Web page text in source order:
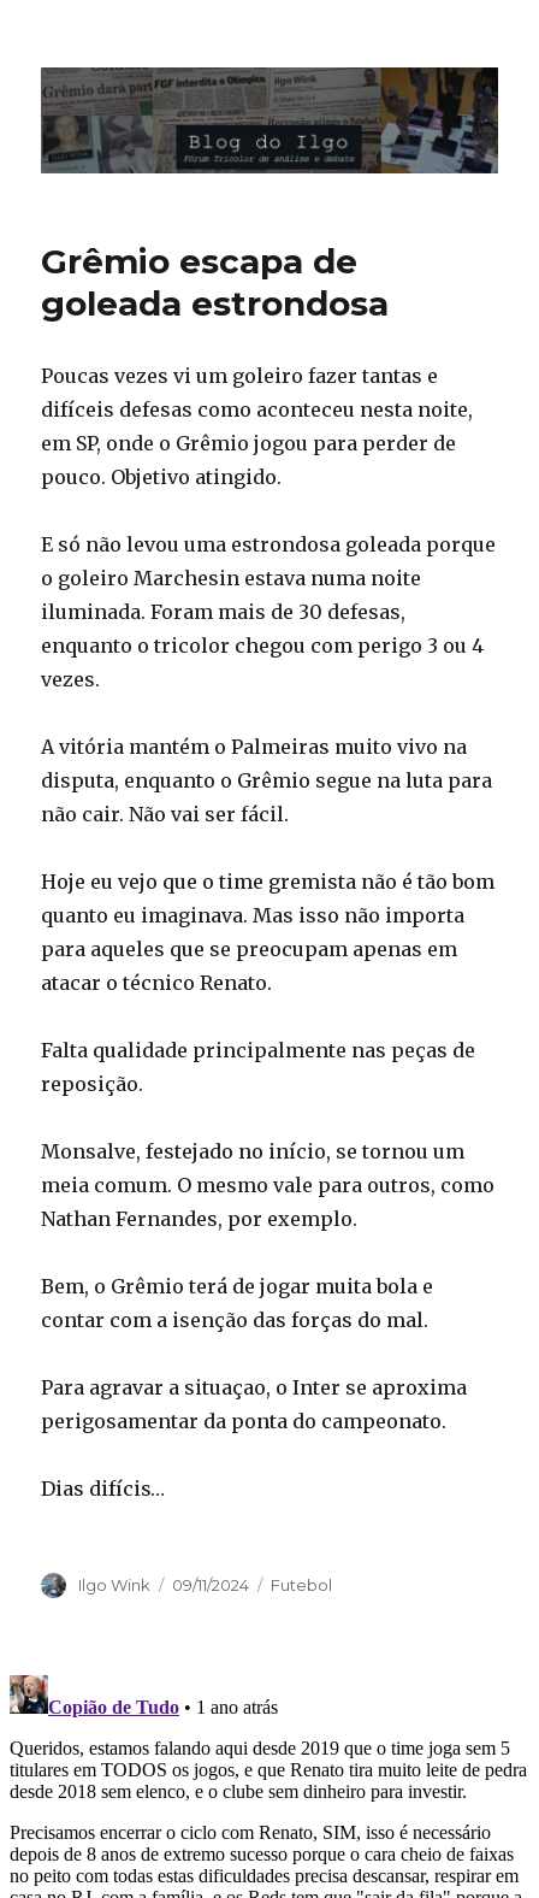
Blog do Ilgo Wink
Grêmio escapa de
goleada estrondosa
Poucas vezes vi um goleiro fazer tantas e
difíceis defesas como aconteceu nesta noite,
em SP, onde o Grêmio jogou para perder de
pouco. Objetivo atingido.
E só não levou uma estrondosa goleada porque
o goleiro Marchesin estava numa noite
iluminada. Foram mais de 30 defesas,
enquanto o tricolor chegou com perigo 3 ou 4
vezes.
A vitória mantém o Palmeiras muito vivo na
disputa, enquanto o Grêmio segue na luta para
não cair. Não vai ser fácil.
Hoje eu vejo que o time gremista não é tão bom
quanto eu imaginava. Mas isso não importa
para aqueles que se preocupam apenas em
atacar o técnico Renato.
Falta qualidade principalmente nas peças de
reposição.
Monsalve, festejado no início, se tornou um
meia comum. O mesmo vale para outros, como
Nathan Fernandes, por exemplo.
Bem, o Grêmio terá de jogar muita bola e
contar com a isenção das forças do mal.
Para agravar a situaçao, o Inter se aproxima
perigosamentar da ponta do campeonato.
Dias difícis…
Autor
Ilgo Wink
Publicado
09/11/2024 Categorias
Futebol